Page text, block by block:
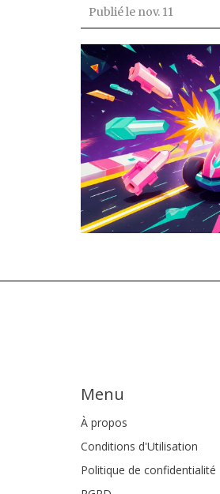
Publié le nov. 11
Menu
À propos
Conditions d'Utilisation
Politique de confidentialité